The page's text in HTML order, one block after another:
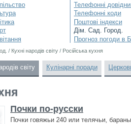
Телефонні
Телефонні коди
Поштові індекси
Дім. Сад. Город.
Прогноз погоди в
/ Кухні народів світу / Російська кухня
світу Кулінарні поради
Почки по-русски
Почки говяжьи 240 или телячьи,